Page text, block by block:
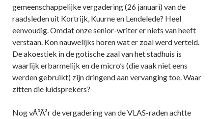
gemeenschappelijke vergadering (26 januari) van de
raadsleden uit Kortrijk, Kuurne en Lendelede? Heel
eenvoudig. Omdat onze senior-writer er niets van heeft
verstaan. Kon nauwelijks horen wat er zoal werd verteld.
De akoestiek in de gotische zaal van het stadhuis is
waarlijk erbarmelijk en de micro’s (die vaak niet eens
werden gebruikt) zijn dringend aan vervanging toe. Waar
zitten die luidsprekers?
Nog vÃ³Ã³r de vergadering van de VLAS-raden achtte